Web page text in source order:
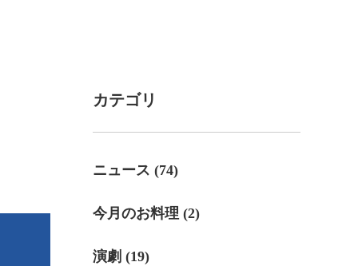
カテゴリ
ニュース (74)
今月のお料理 (2)
演劇 (19)